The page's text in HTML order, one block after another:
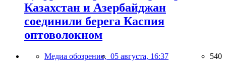
Казахстан и Азербайджан
соединили берега Каспия
оптоволокном
Медиа обозрение, 05 августа, 16:37 540